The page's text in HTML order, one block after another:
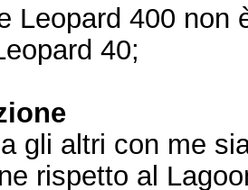
Leopard 400 non
40;
gli altri con me
rispetto al